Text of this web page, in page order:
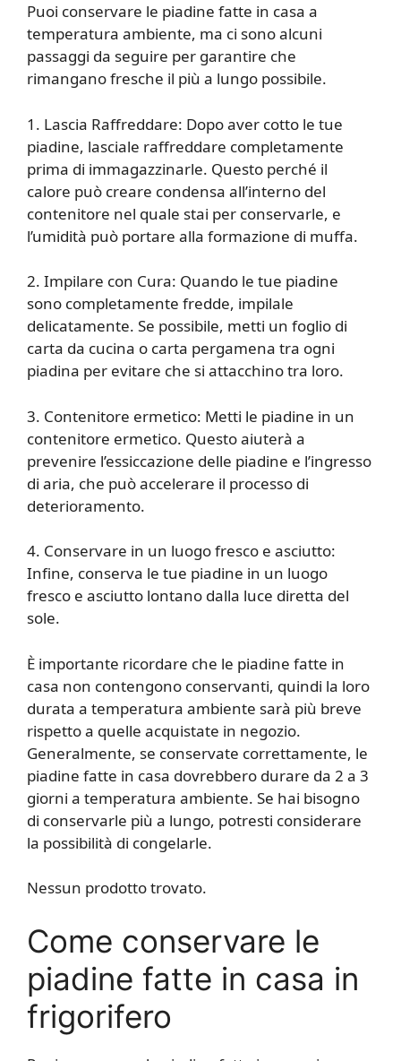
Puoi conservare le piadine fatte in casa a
temperatura ambiente, ma ci sono alcuni
passaggi da seguire per garantire che
rimangano fresche il più a lungo possibile.
1. Lascia Raffreddare: Dopo aver cotto le tue
piadine, lasciale raffreddare completamente
prima di immagazzinarle. Questo perché il
calore può creare condensa all’interno del
contenitore nel quale stai per conservarle, e
l’umidità può portare alla formazione di muffa.
2. Impilare con Cura: Quando le tue piadine
sono completamente fredde, impilale
delicatamente. Se possibile, metti un foglio di
carta da cucina o carta pergamena tra ogni
piadina per evitare che si attacchino tra loro.
3. Contenitore ermetico: Metti le piadine in un
contenitore ermetico. Questo aiuterà a
prevenire l’essiccazione delle piadine e l’ingresso
di aria, che può accelerare il processo di
deterioramento.
4. Conservare in un luogo fresco e asciutto:
Infine, conserva le tue piadine in un luogo
fresco e asciutto lontano dalla luce diretta del
sole.
È importante ricordare che le piadine fatte in
casa non contengono conservanti, quindi la loro
durata a temperatura ambiente sarà più breve
rispetto a quelle acquistate in negozio.
Generalmente, se conservate correttamente, le
piadine fatte in casa dovrebbero durare da 2 a 3
giorni a temperatura ambiente. Se hai bisogno
di conservarle più a lungo, potresti considerare
la possibilità di congelarle.
Nessun prodotto trovato.
Come conservare le
piadine fatte in casa in
frigorifero